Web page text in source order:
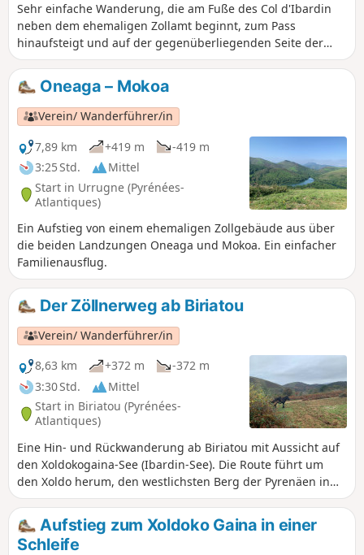
Sehr einfache Wanderung, die am Fuße des Col d'Ibardin
neben dem ehemaligen Zollamt beginnt, zum Pass
hinaufsteigt und auf der gegenüberliegenden Seite der
Bucht von Saint-Jean-de-Luz wieder hinunterführt. Sie trägt
den Namen „Sentier des Mulets” (Maultierpfad) in
Anlehnung an die Maultierkarawanen, die früher den Berg
überquerten, um alle Arten von Waren, die nicht unbedingt
beim Zoll angemeldet waren, über die Grenze zu
transportieren. Zur Erinnerung: Der Roman „Ramuntcho”
von Pierre Loti, der in Ascain geschrieben wurde, erzählt
diese Geschichten von Schmugglern.
Oneaga – Mokoa
Verein/ Wanderführer/in
7,89 km
+419 m
-419 m
3:25 Std.
Mittel
Start in Urrugne (Pyrénées-
Atlantiques)
Ein Aufstieg von einem ehemaligen Zollgebäude aus über
die beiden Landzungen Oneaga und Mokoa. Ein einfacher
Familienausflug.
Der Zöllnerweg ab Biriatou
Verein/ Wanderführer/in
8,63 km
+372 m
-372 m
3:30 Std.
Mittel
Start in Biriatou (Pyrénées-
Atlantiques)
Eine Hin- und Rückwanderung ab Biriatou mit Aussicht auf
den Xoldokogaina-See (Ibardin-See). Die Route führt um
den Xoldo herum, den westlichsten Berg der Pyrenäen in
Frankreich (Xoldokogaina bedeutet auf Baskisch „Gipfel des
Xoldo“).Aufstieg zum Xoldoko Gaina in einer
Schleife